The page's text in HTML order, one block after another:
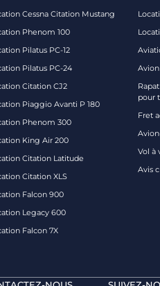
Cessna Citation Mustang
Phenom 100
Pilatus PC-12
Pilatus PC-24
Citation CJ2
Piaggio Avanti P 180
Phenom 300
King Air 200
Citation Latitude
Citation XLS
Falcon 900
Legacy 600
Falcon 7X
pour
Fret
Vol à
Avis